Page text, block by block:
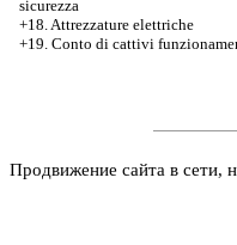
sicurezza
+18. Attrezzature elettriche
+19. Conto di cattivi
Продвижение сайта в сети,